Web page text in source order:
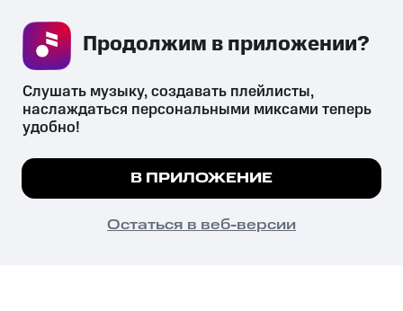
СКАЧАТЬ ПРИЛОЖЕНИЕ
психотропных веществ, их аналогов причиняет вред здоровью,
их незаконный оборот запрещён и влечёт установленную
законодательством ответственность.
© 2026 ООО «КИОН».
Все права защищены
Мы используем куки, чтобы на сайте все
Подробнее
ПОНЯТНО
Слушать музыку, создавать плейлисты,
наслаждаться персональными миксами теперь
удобно!
В ПРИЛОЖЕНИЕ
Остаться в веб-версии